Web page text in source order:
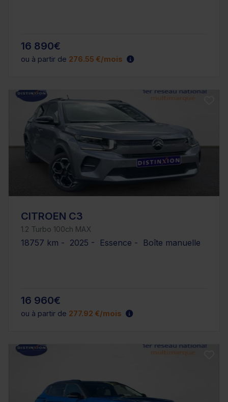
16 890€
ou à partir de 276.55 €/mois
CITROEN C3
1.2 Turbo 100ch MAX
18757 km - 2025 - Essence - Boîte manuelle
16 960€
ou à partir de 277.92 €/mois